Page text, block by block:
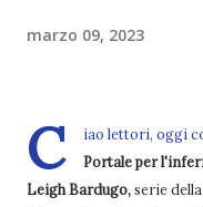
marzo 09, 2023
C iao lettori, oggi
Portale per
Leigh Bardugo,serie